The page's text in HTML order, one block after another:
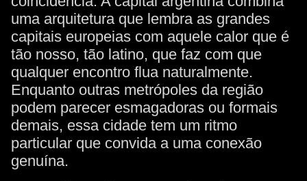
uma arquitetura que lembra as grandes
capitais europeias com aquele calor que é
tão nosso, tão latino, que faz com que
qualquer encontro flua naturalmente.
Enquanto outras metrópoles da região
podem parecer esmagadoras ou formais
demais, essa cidade tem um ritmo
particular que convida a uma conexão
genuína.